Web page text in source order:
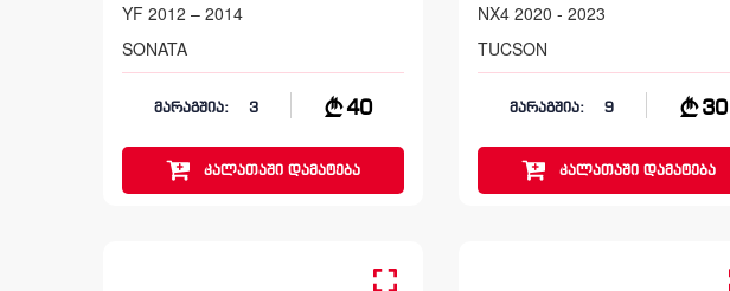
YF 2012 – 2014
SONATA
მარაგშია: 3 40
კალათაშიდამატება
NX4 2020 - 2023
TUCSON
მარაგშია: 9 30
კალათაშიდამატება